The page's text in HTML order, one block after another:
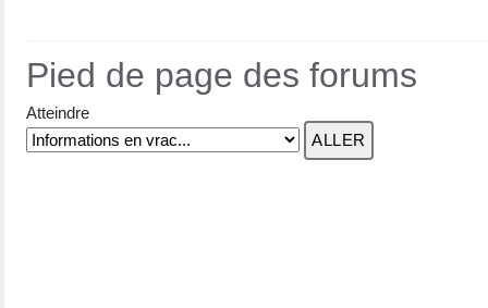
Pied de page des forums
Atteindre